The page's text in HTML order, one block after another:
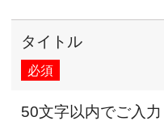
タイトル
必須
50文字以内でご入力